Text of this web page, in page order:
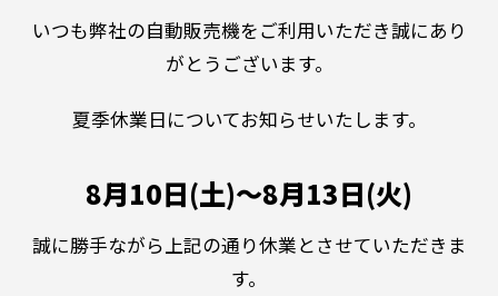
いつも弊社の自動販売機をご利用いただき誠にあり
がとうございます。
夏季休業日についてお知らせいたします。
8月10日(土)～8月13日(火)
誠に勝手ながら上記の通り休業とさせていただきま
す。